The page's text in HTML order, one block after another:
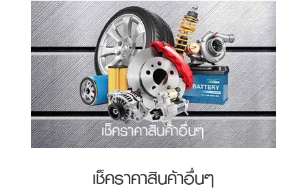
เช็คราคาสินค้าอื่นๆ